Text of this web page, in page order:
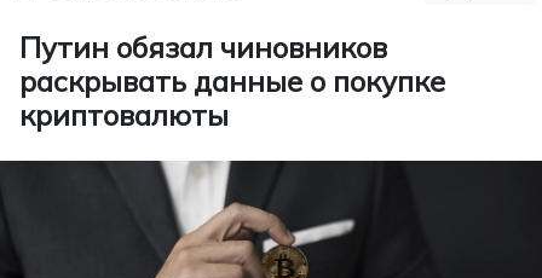
Путин обязал чиновников
раскрывать данные о покупке
криптовалюты